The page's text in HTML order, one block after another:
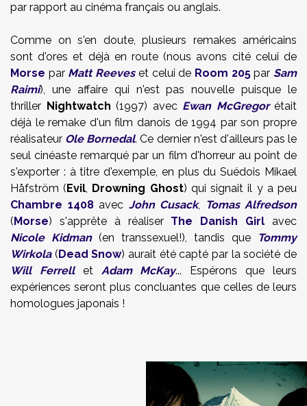
par rapport au cinéma français ou anglais.
Comme on s'en doute, plusieurs remakes américains
sont d'ores et déjà en route (nous avons cité celui de
Morse par Matt Reeveset celui de Room 205parSam
Raimi), une affaire qui n'est pas nouvelle puisque le
thriller Nightwatch (1997) avec Ewan McGregorétait
déjà le remake d'un film danois de 1994 par son propre
réalisateur Ole Bornedal. Ce dernier n'est d'ailleurs pas le
seul cinéaste remarqué par un film d'horreur au point de
s'exporter : à titre d'exemple, en plus du Suédois Mikael
Håfström (Evil, Drowning Ghost) qui signait il y a peu
Chambre 1408avec John Cusack, Tomas Alfredson
(Morse) s'apprête à réaliser The Danish Girl avec
Nicole Kidman(en transsexuel!), tandis que
Tommy
Wirkola(Dead Snow) aurait été capté par la société de
Will Ferrellet Adam McKay... Espérons que leurs
expériences seront plus concluantes que celles de leurs
homologues japonais !